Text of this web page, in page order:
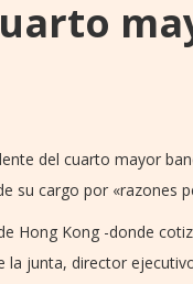
del cuarto mayor
su cargo por «razones
Hong Kong -donde
la junta, director